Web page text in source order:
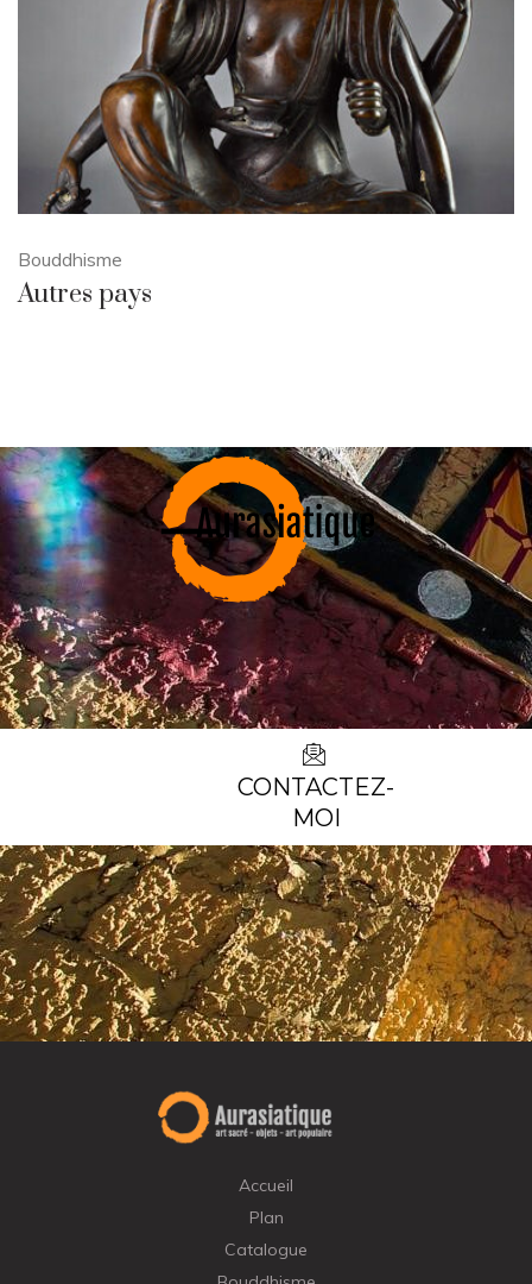
Bouddhisme
Autres pays
CONTACTEZ-
MOI
Accueil
Plan
Catalogue